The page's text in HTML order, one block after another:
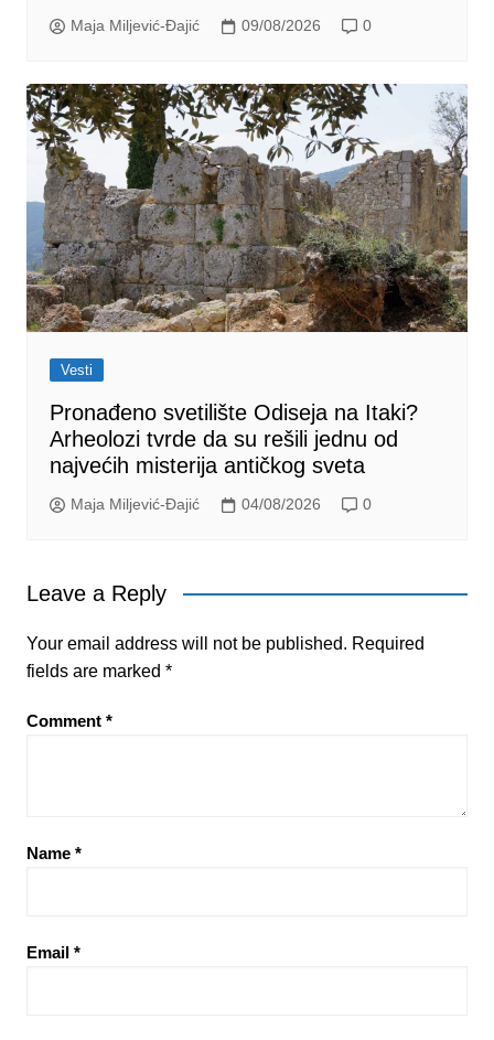
Maja Miljević-Đajić 09/08/2026 0
Vesti
Pronađeno svetilište Odiseja na Itaki?
Arheolozi tvrde da su rešili jednu od
najvećih misterija antičkog sveta
Maja Miljević-Đajić 04/08/2026 0
Leave a Reply
Your email address will not be published. Required
fields are marked *
Comment *
Name *
Email *